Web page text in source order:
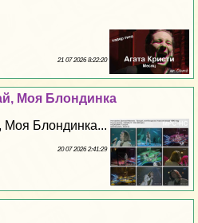
21 07 2026 8:22:20
Моя Блондинка
Блондинка...
20 07 2026 2:41:29